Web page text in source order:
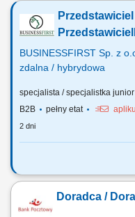
odpowiednich rozwiązań
bankowych, w tym funduszy
BUSINESSFIRST Sp. z
zdalna / hybrydowa
specjalista / specjalistka junior
B2B
pełny etat
2 dni
Opis stanowiska
rachunki bankowe, faktoring
kierunku multidoradcy
Doradca /